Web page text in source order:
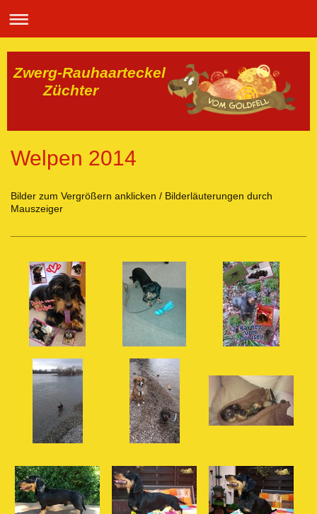
Zwerg-Rauhaarteckel
Züchter
Welpen 2014
Bilder zum Vergrößern anklicken / Bilderläuterungen durch
Mauszeiger